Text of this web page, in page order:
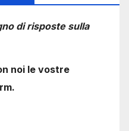
di risposte sulla
noi le vostre